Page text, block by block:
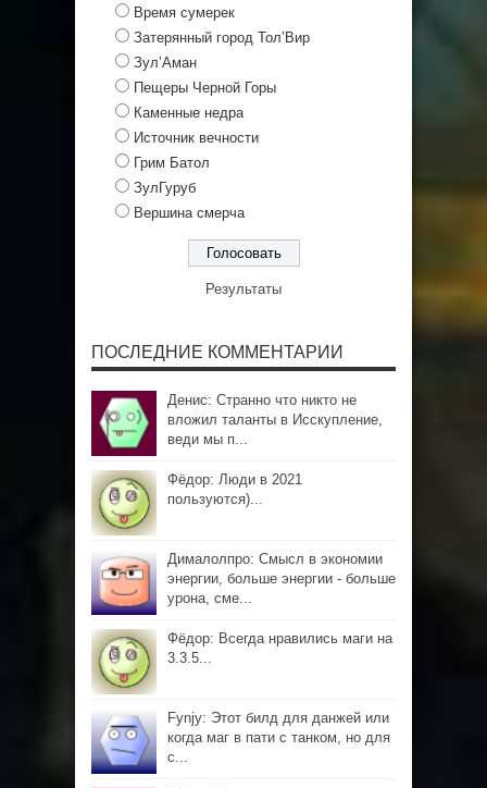
Время сумерек
Затерянный город Тол’Вир
Зул’Аман
Пещеры Черной Горы
Каменные недра
Источник вечности
Грим Батол
ЗулГуруб
Вершина смерча
Результаты
ПОСЛЕДНИЕ КОММЕНТАРИИ
Денис: Странно что никто не
вложил таланты в Исскупление,
веди мы п...
Фёдор: Люди в 2021
пользуются)...
Дималолпро: Смысл в экономии
энергии, больше энергии - больше
урона, сме...
Фёдор: Всегда нравились маги на
3.3.5...
Fynjy: Этот билд для данжей или
когда маг в пати с танком, но для
с...